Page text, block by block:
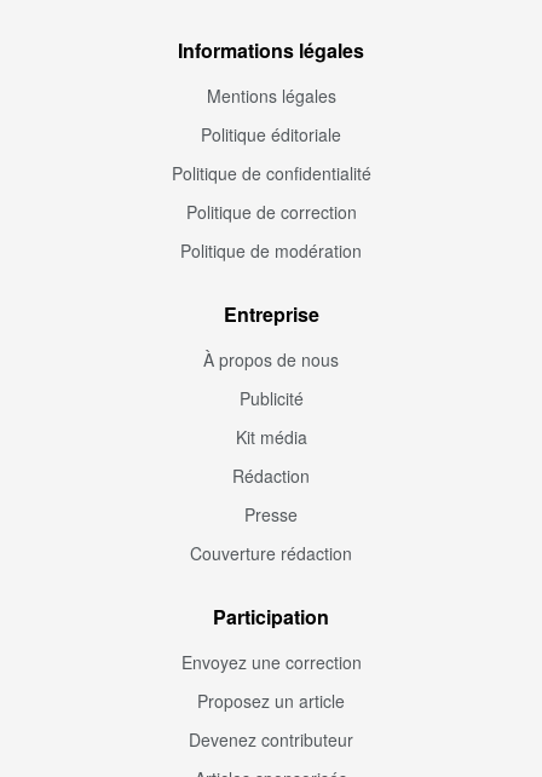
Informations légales
Mentions légales
Politique éditoriale
Politique de confidentialité
Politique de correction
Politique de modération
Entreprise
À propos de nous
Publicité
Kit média
Rédaction
Presse
Couverture rédaction
Participation
Envoyez une correction
Proposez un article
Devenez contributeur